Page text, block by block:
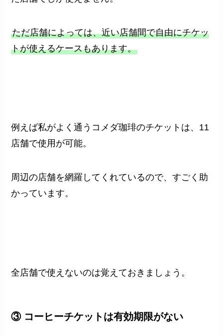
ただ店舗によっては、近い店舗間で自由にチケッ
トが使えるケースもあります。
例えば私がよく通うコメダ珈琲のチケットは、11
店舗で使用が可能。
周辺の店舗を網羅してくれているので、すごく助
かっています。
全店舗で使えないのは覚えておきましょう。
③ コーヒーチケットは有効期限がない